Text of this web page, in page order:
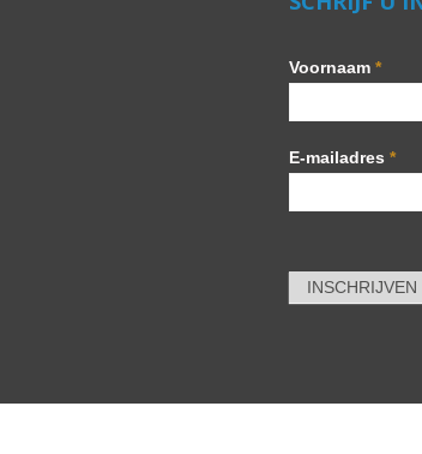
Voornaam *
E-mailadres *
INSCHRIJVEN